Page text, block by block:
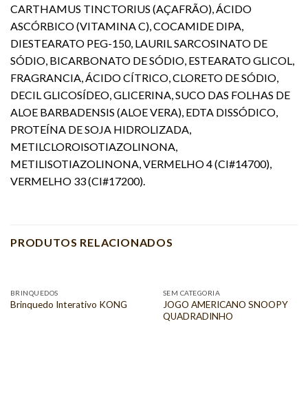
CARTHAMUS TINCTORIUS (AÇAFRÃO), ÁCIDO
ASCÓRBICO (VITAMINA C), COCAMIDE DIPA,
DIESTEARATO PEG-150, LAURIL SARCOSINATO DE
SÓDIO, BICARBONATO DE SÓDIO, ESTEARATO GLICOL,
FRAGRANCIA, ÁCIDO CÍTRICO, CLORETO DE SÓDIO,
DECIL GLICOSÍDEO, GLICERINA, SUCO DAS FOLHAS DE
ALOE BARBADENSIS (ALOE VERA), EDTA DISSÓDICO,
PROTEÍNA DE SOJA HIDROLIZADA,
METILCLOROISOTIAZOLINONA,
METILISOTIAZOLINONA, VERMELHO 4 (CI#14700),
VERMELHO 33 (CI#17200).
PRODUTOS RELACIONADOS
BRINQUEDOS
Brinquedo Interativo KONG
SEM CATEGORIA
JOGO AMERICANO SNOOPY
QUADRADINHO